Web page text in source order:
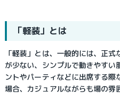
「軽装」とは
「軽装」とは、一般的には、正
が少ない、シンプルで動きやす
ントやパーティなどに出席する
場合、カジュアルながらも場の雰